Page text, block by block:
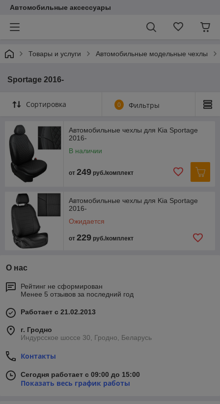
Автомобильные аксессуары
Товары и услуги Автомобильные модельные чехлы
Sportage 2016-
Сортировка 0 Фильтры
Автомобильные чехлы для Kia Sportage
2016-
В наличии
от 249 руб./комплект
Автомобильные чехлы для Kia Sportage
2016-
Ожидается
от 229 руб./комплект
О нас
Рейтинг не сформирован
Менее 5 отзывов за последний год
Работает с 21.02.2013
г. Гродно
Индурсское шоссе 30, Гродно, Беларусь
Контакты
Сегодня работает с 09:00 до 15:00
Показать весь график работы